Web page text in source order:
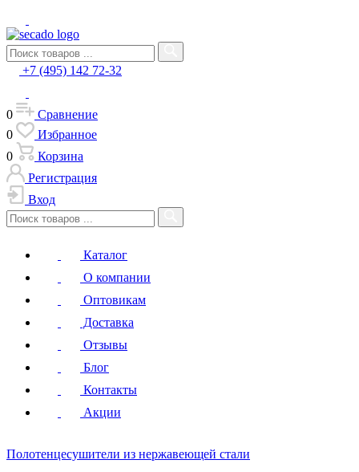
+7 (495) 142 72-32
0
Сравнение
0
Избранное
0
Корзина
Регистрация
Вход
Каталог
О компании
Оптовикам
Доставка
Отзывы
Блог
Контакты
Акции
Полотенцесушители из нержавеющей стали